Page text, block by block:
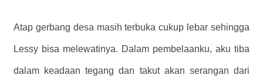
Atap gerbang desa masih terbuka cukup lebar sehingga
Lessy bisa melewatinya. Dalam pembelaanku, aku tiba
dalam keadaan tegang dan takut akan serangan dari